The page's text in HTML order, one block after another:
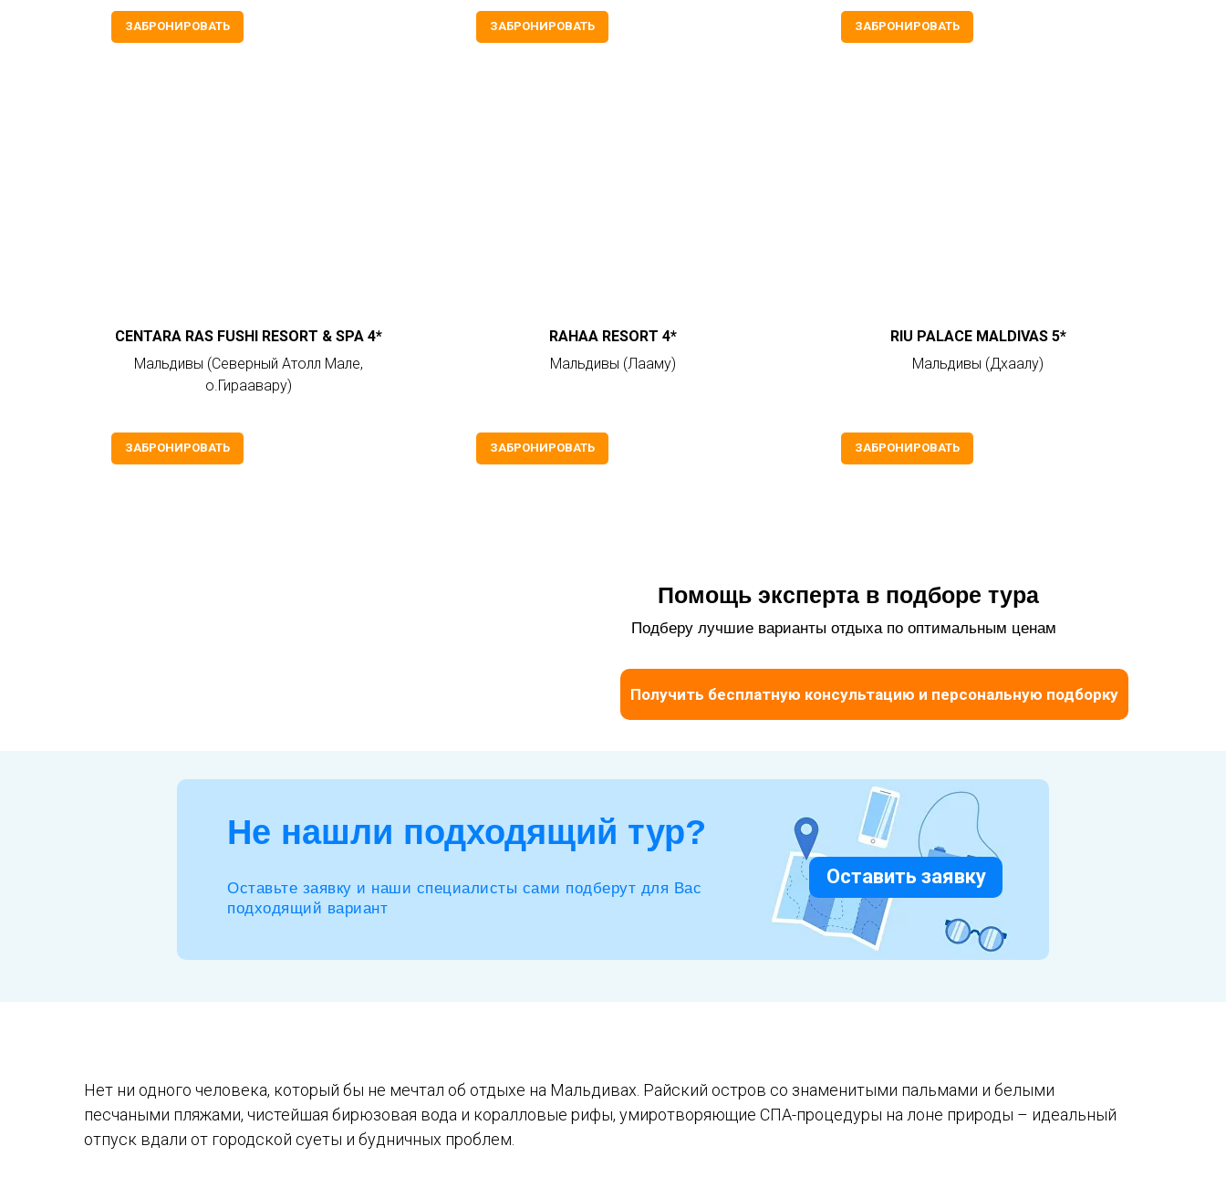
ЗАБРОНИРОВАТЬ ЗАБРОНИРОВАТЬ ЗАБРОНИРОВАТЬ
CENTARA RAS FUSHI RESORT & SPA 4*
Мальдивы (Северный Атолл Мале,
о.Гираавару)
ЗАБРОНИРОВАТЬ
RAHAA RESORT 4*
Мальдивы (Лааму)
ЗАБРОНИРОВАТЬ
RIU PALACE MALDIVAS 5*
Мальдивы (Дхаалу)
ЗАБРОНИРОВАТЬ
Помощь эксперта в подборе тура
Подберу лучшие варианты отдыха по оптимальным ценам
Получить бесплатную консультацию и персональную подборку
Оставьте заявку и наши специалисты сами подберут для Вас
подходящий вариант
Не нашли подходящий тур?
Оставить заявку
Нет ни одного человека, который бы не мечтал об отдыхе на Мальдивах. Райский остров со знаменитыми пальмами и белыми
песчаными пляжами, чистейшая бирюзовая вода и коралловые рифы, умиротворяющие СПА-процедуры на лоне природы – идеальный
отпуск вдали от городской суеты и будничных проблем.